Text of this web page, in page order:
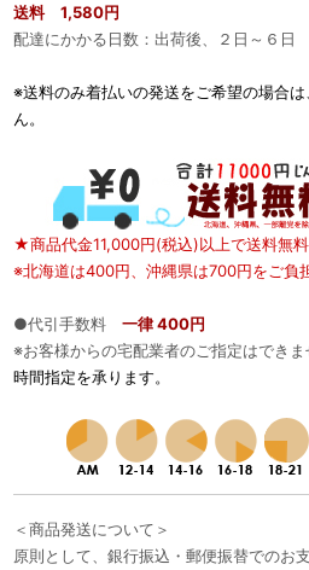
送料 1,580円
配達にかかる日数：出荷後、２日～６日
※送料のみ着払いの発送をご希望の場合
ん。
★商品代金11,000円(税込)以上で送料無
※北海道は400円、沖縄県は700円をご負
●代引手数料 一律 400円
※お客様からの宅配業者のご指定はできま
時間指定を承ります。
＜商品発送について＞
原則として、銀行振込・郵便振替でのお